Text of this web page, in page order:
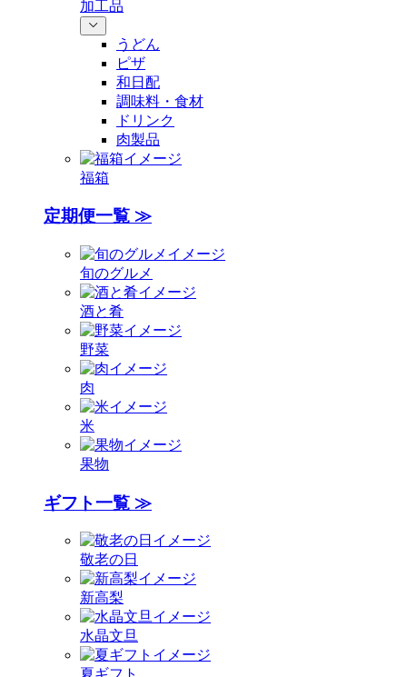
加工品
うどん
ピザ
和日配
調味料・食材
ドリンク
肉製品
福箱
定期便一覧 ≫
旬のグルメ
酒と肴
野菜
肉
米
果物
ギフト一覧 ≫
敬老の日
新高梨
水晶文旦